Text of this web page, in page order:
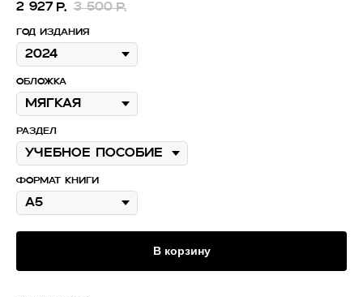
2 927 р. 3 500 р.
Год издания
Обложка
Раздел
Формат книги
В корзину